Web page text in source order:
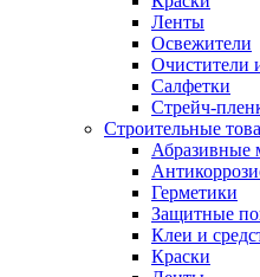
Ленты
Освежители
Очистители
Салфетки
Стрейч-
Строительные
Абразивные
Герметики
Защитные
Клеи и
Краски